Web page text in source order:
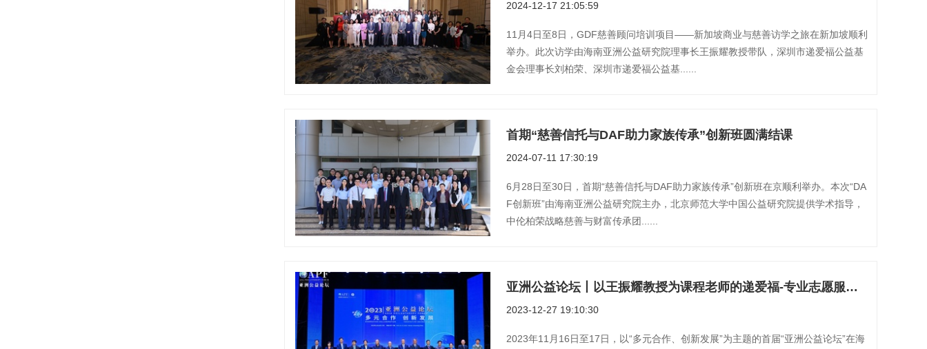
2024-12-17 21:05:59
11月4日至8日，GDF慈善顾问培训项目——新加坡商业与慈善访学之旅在新加坡顺利
举办。此次访学由海南亚洲公益研究院理事长王振耀教授带队，深圳市递爱福公益基
金会理事长刘柏荣、深圳市递爱福公益基......
首期“慈善信托与DAF助力家族传承”创新班圆满结课
2024-07-11 17:30:19
6月28日至30日，首期“慈善信托与DAF助力家族传承”创新班在京顺利举办。本次“DA
F创新班”由海南亚洲公益研究院主办，北京师范大学中国公益研究院提供学术指导，
中伦柏荣战略慈善与财富传承团......
亚洲公益论坛丨以王振耀教授为课程老师的递爱福-专业志愿服务（DAF-Pro Bono）公益培训项目正式发布
2023-12-27 19:10:30
2023年11月16日至17日，以“多元合作、创新发展”为主题的首届“亚洲公益论坛”在海